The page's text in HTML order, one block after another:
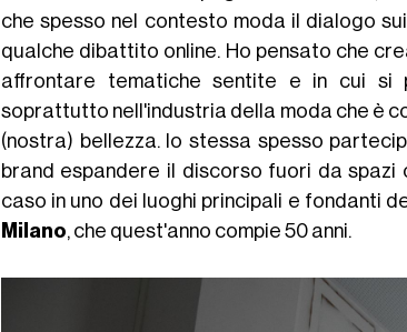
che spesso nel contesto moda il dialogo
qualche dibattito online. Ho pensato che
affrontare tematiche sentite e in cui si
soprattutto nell'industria della moda che è
(nostra) bellezza. Io stessa spesso
brand espandere il discorso fuori da spazi
caso in uno dei luoghi principali e fondanti
Milano, che quest'anno compie 50 anni.